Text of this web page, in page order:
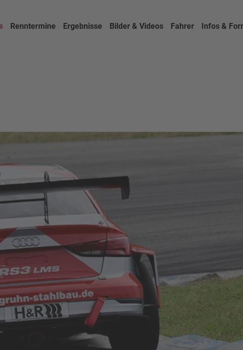
Renntermine Ergebnisse Bilder & Videos Fahrer Infos &